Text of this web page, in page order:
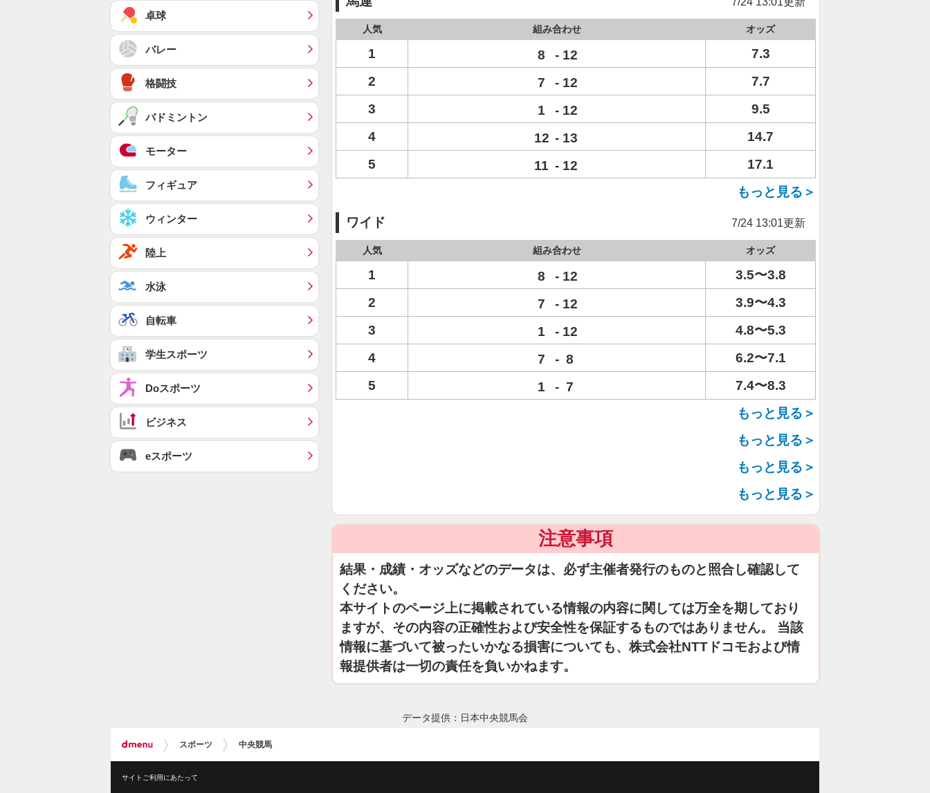
人気 組み合わせ オッズ
1 8 - 12
7.3
2
7 - 12
7.7
3
1 - 12
9.5
4
12 - 13
14.7
5
11 - 12
17.1
もっと見る＞
ワイド 7/24 13:01更新
人気 組み合わせ オッズ
1 8 - 12
3.5〜3.8
2
7 - 12
3.9〜4.3
3
1 - 12
4.8〜5.3
4
7 - 8
6.2〜7.1
5
1 - 7
7.4〜8.3
もっと見る＞
もっと見る＞
もっと見る＞
もっと見る＞
注意事項
結果・成績・オッズなどのデータは、必ず主催者発行のものと照合し確認して
ください。
本サイトのページ上に掲載されている情報の内容に関しては万全を期しており
ますが、その内容の正確性および安全性を保証するものではありません。 当該
情報に基づいて被ったいかなる損害についても、株式会社NTTドコモおよび情
報提供者は一切の責任を負いかねます。
卓球
バレー
格闘技
バドミントン
モーター
フィギュア
ウィンター
陸上
水泳
自転車
学生スポーツ
Doスポーツ
ビジネス
eスポーツ
データ提供：日本中央競馬会
スポーツ 中央競馬
サイトご利用にあたって